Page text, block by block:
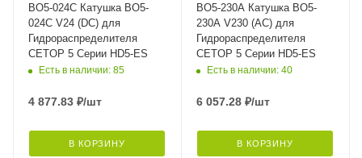
BO5-024C Катушка BO5-
024C V24 (DC) для
Гидрораспределителя
CETOP 5 Серии HD5-ES
Есть в наличии: 85
4 877.83 ₽/шт
В КОРЗИНУ
BO5-230A Катушка BO5-
230A V230 (AC) для
Гидрораспределителя
CETOP 5 Серии HD5-ES
Есть в наличии: 40
6 057.28 ₽/шт
В КОРЗИНУ